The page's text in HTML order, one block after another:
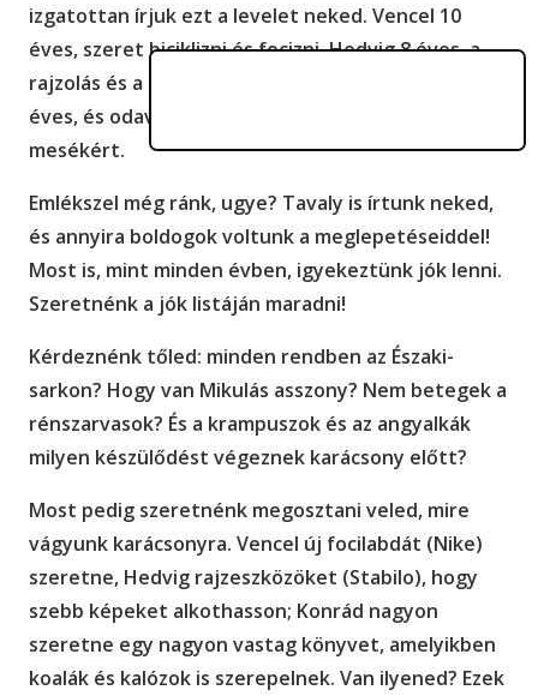
izgatottan írjuk ezt a levelet neked. Vencel 10
éves, szeret biciklizni és focizni, Hedvig 8 éves, a
rajzolás és a tánc a kedvencei, Konrád pedig 6
éves, és odavan az állatokért meg a kalandos
mesékért.
Emlékszel még ránk, ugye? Tavaly is írtunk neked,
és annyira boldogok voltunk a meglepetéseiddel!
Most is, mint minden évben, igyekeztünk jók lenni.
Szeretnénk a jók listáján maradni!
Kérdeznénk tőled: minden rendben az Északi-
sarkon? Hogy van Mikulás asszony? Nem betegek a
rénszarvasok? És a krampuszok és az angyalkák
milyen készülődést végeznek karácsony előtt?
Most pedig szeretnénk megosztani veled, mire
vágyunk karácsonyra. Vencel új focilabdát (Nike)
szeretne, Hedvig rajzeszközöket (Stabilo), hogy
szebb képeket alkothasson; Konrád nagyon
szeretne egy nagyon vastag könyvet, amelyikben
koalák és kalózok is szerepelnek. Van ilyened? Ezek